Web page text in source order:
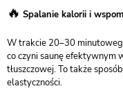
🔥 Spalanie kalorii i
W trakcie 20–30
co czyni saunę efektywnym
tłuszczowej. To także
elastyczności.